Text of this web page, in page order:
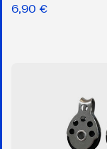
6,90 €